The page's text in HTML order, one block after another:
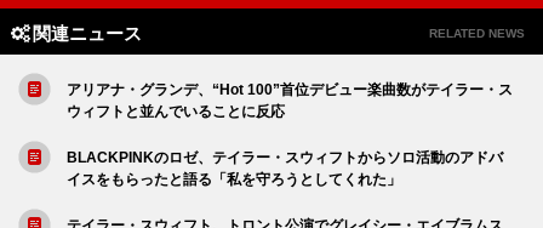
関連ニュース RELATED NEWS
アリアナ・グランデ、“Hot 100”首位デビュー楽曲数がテイラー・ス
ウィフトと並んでいることに反応
BLACKPINKのロゼ、テイラー・スウィフトからソロ活動のアドバ
イスをもらったと語る「私を守ろうとしてくれた」